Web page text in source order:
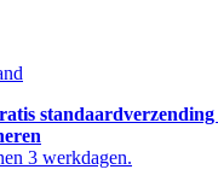
standaardverzending
3 werkdagen.